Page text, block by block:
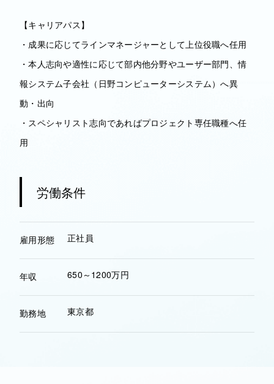
【キャリアパス】
・成果に応じてラインマネージャーとして上位役職へ任用
・本人志向や適性に応じて部内他分野やユーザー部門、情
報システム子会社（日野コンピューターシステム）へ異
動・出向
・スペシャリスト志向であればプロジェクト専任職種へ任
用
労働条件
雇用形態 正社員
年収 650～1200万円
勤務地 東京都